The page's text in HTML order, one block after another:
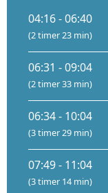
04:16 - 06:40
(2 timer 23 min)
06:31 - 09:04
(2 timer 33 min)
06:34 - 10:04
(3 timer 29 min)
07:49 - 11:04
(3 timer 14 min)